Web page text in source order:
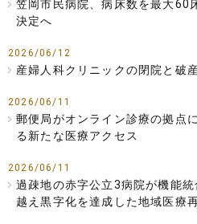
笠岡市民病院、病床数を最大
決定へ
2026/06/12
産婦人科クリニックの閉院と破
2026/06/11
郵便局がオンライン診療の拠点
る新たな医療アクセス
2026/06/11
過疎地の赤字公立3病院が機能
越え黒字化を達成した地域医療